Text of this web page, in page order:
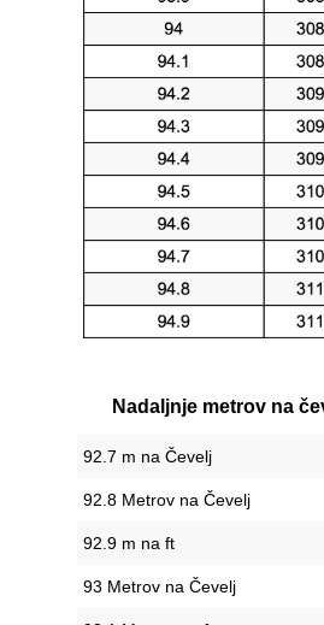
Nadaljnje metrov na
92.7 m na Čevelj
92.8 Metrov na Čevelj
92.9 m na ft
93 Metrov na Čevelj